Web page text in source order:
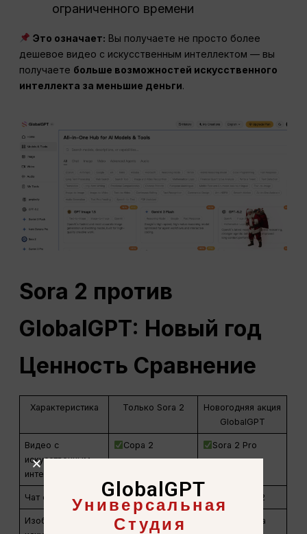
ограниченного времени
Это означает: Вы получаете не просто более
дешевое видео с искусственным интеллектом — вы
получаете больше возможностей искусственного
интеллекта за меньшие деньги.
Sora 2 против
GlobalGPT: Новый год
Ценность Сравнение
Характеристика Только Sora 2
Новогодняя акция
GlobalGPT
Видео с
искусственным
интеллектом
Сора 2 Sora 2 Pro
Чат с ИИ ChatGPT 5.2
Изображения с
Нано Банана
GlobalGPT
Универсальная
Студия